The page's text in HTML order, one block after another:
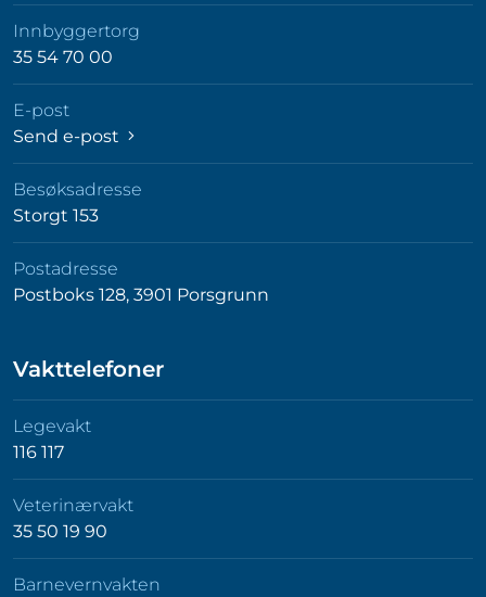
Innbyggertorg
35 54 70 00
E-post
Send e-post
Besøksadresse
Storgt 153
Postadresse
Postboks 128, 3901 Porsgrunn
Vakttelefoner
Legevakt
116 117
Veterinærvakt
35 50 19 90
Barnevernvakten